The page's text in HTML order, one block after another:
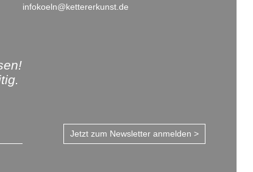
infokoeln@kettererkunst.de
Jetzt zum Newsletter anmelden >